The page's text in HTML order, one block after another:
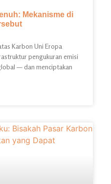
Mekanisme di
Karbon Uni Eropa
pengukuran emisi
— dan menciptakan